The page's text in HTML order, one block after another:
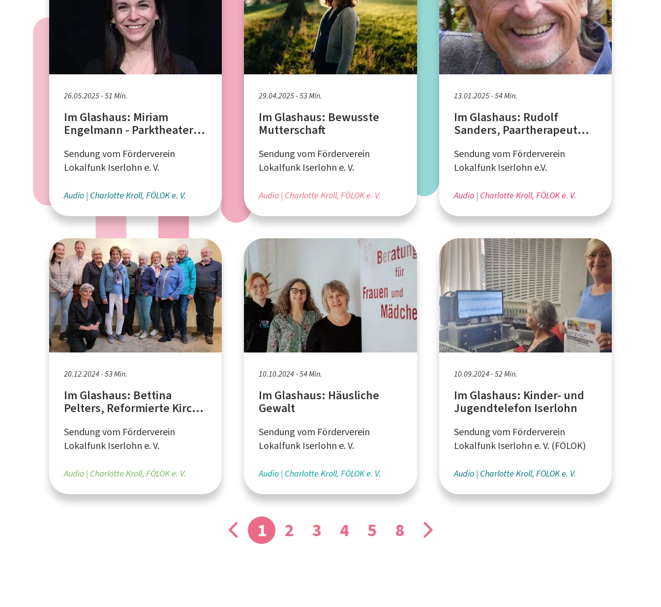
26.05.2025 - 51 Min.
Im Glashaus: Miriam
Engelmann - Parktheater
Sendung vom Förderverein
Lokalfunk Iserlohn e. V.
Audio Charlotte Kroll, FÖLOK e. V.
29.04.2025 - 53 Min.
Im Glashaus: Bewusste
Mutterschaft
Sendung vom Förderverein
Lokalfunk Iserlohn e. V.
Audio Charlotte Kroll, FÖLOK e. V.
13.01.2025 - 54 Min.
Im Glashaus: Rudolf
Sanders, Paartherapeut
Sendung vom Förderverein
Lokalfunk Iserlohn e.V.
Audio Charlotte Kroll, FÖLOK e. V.
20.12.2024 - 53 Min.
Im Glashaus: Bettina
Pelters, Reformierte Kirche
Sendung vom Förderverein
Lokalfunk Iserlohn e. V.
Audio Charlotte Kroll, FÖLOK e. V.
10.10.2024 - 54 Min.
Im Glashaus: Häusliche
Gewalt
Sendung vom Förderverein
Lokalfunk Iserlohn e. V.
Audio Charlotte Kroll, FÖLOK e. V.
10.09.2024 - 52 Min.
Im Glashaus: Kinder- und
Jugendtelefon Iserlohn
Sendung vom Förderverein
Lokalfunk Iserlohn e. V. (FÖLOK)
Audio Charlotte Kroll, FÖLOK e. V.
1 2 3 4 5 8